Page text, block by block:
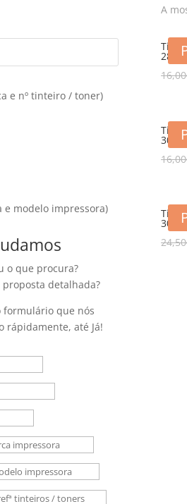
e nº tinteiro / toner)
e modelo impressora)
o que procura?
detalhada?
formulário que nós
rápidamente, até Já!
A
28 A
16,00
16,00
24,50